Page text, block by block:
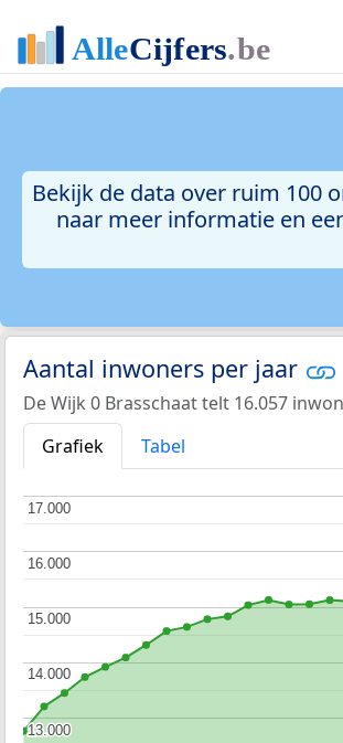
Bekijk de data over ruim 100
naar meer informatie en
Aantal inwoners per jaar
De Wijk 0 Brasschaat telt 16.057
Grafiek
Tabel
13.000
13.000
14.000
14.000
15.000
15.000
16.000
16.000
17.000
17.000